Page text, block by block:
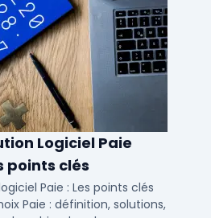
Logiciel Paie
points clés
Paie : Les points clés
Paie : définition, solutions,